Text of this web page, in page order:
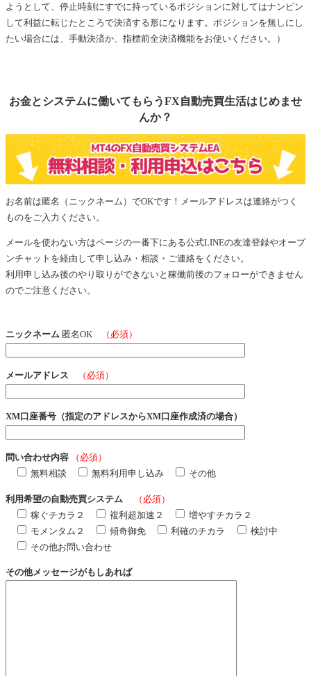
ようとして、停止時刻にすでに持っているポジションに対してはナンピン
して利益に転じたところで決済する形になります。ポジションを無しにし
たい場合には、手動決済か、指標前全決済機能をお使いください。）
お金とシステムに働いてもらうFX自動売買生活はじめませ
んか？
お名前は匿名（ニックネーム）でOKです！メールアドレスは連絡がつく
ものをご入力ください。
メールを使わない方はページの一番下にある公式LINEの友達登録やオープ
ンチャットを経由して申し込み・相談・ご連絡をください。
利用申し込み後のやり取りができないと稼働前後のフォローができません
のでご注意ください。
ニックネーム 匿名OK （必須）
メールアドレス （必須）
XM口座番号（指定のアドレスからXM口座作成済の場合）
問い合わせ内容
（必須）
無料相談
無料利用申し込み その他
利用希望の自動売買システム
（必須）
稼ぐチカラ２
複利超加速２
増やすチカラ２
モメンタム２
傾奇御免 利確のチカラ
検討中
その他お問い合わせ
その他メッセージがもしあれば